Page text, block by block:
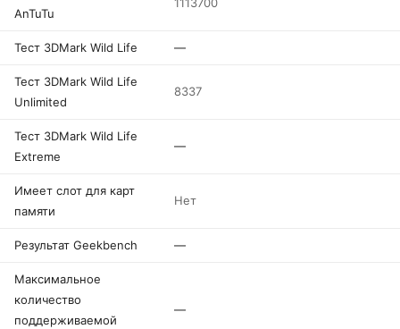
AnTuTu
Тест 3DMark Wild Life —
Тест 3DMark Wild Life
Unlimited
8337
Тест 3DMark Wild Life
Extreme
—
Имеет слот для карт
памяти
Нет
Результат Geekbench —
Максимальное
количество
поддерживаемой
—